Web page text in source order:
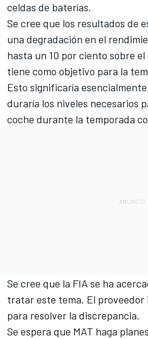
celdas de baterías.
Se cree que los resultados de
una degradación en el
hasta un 10 por ciento sobre
tiene como objetivo para la
Esto significaría
duraría los niveles necesarios
coche durante la temporada
Se cree que la FIA se ha
tratar este tema. El proveedor
para resolver la discrepancia.
Se espera que MAT haga